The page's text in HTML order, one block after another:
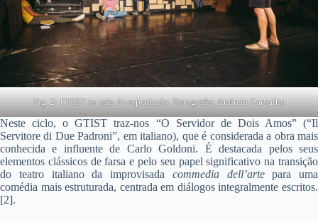
Fig. 2: GTIST na sala de espetáculo. Fotografia: Andreia Carvalho
Neste ciclo, o GTIST traz-nos “O Servidor de Dois Amos” (“Il
Servitore di Due Padroni”, em italiano), que é considerada a obra mais
conhecida e influente de Carlo Goldoni. É destacada pelos seus
elementos clássicos de farsa e pelo seu papel significativo na transição
do teatro italiano da improvisada commedia dell’artepara uma
comédia mais estruturada, centrada em diálogos integralmente escritos.
[2].